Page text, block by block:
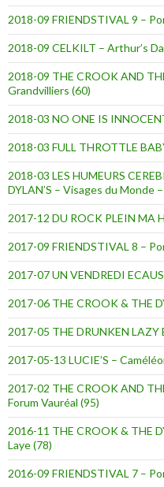
2018-09 FRIENDSTIVAL 9 –
2018-09 CELKILT – Arthur’s
2018-09 THE CROOK AND
Grandvilliers (60)
2018-03 NO ONE IS
2018-03 FULL THROTTLE
2018-03 LES HUMEURS
DYLAN’S – Visages du Monde
2017-12 DU ROCK PLEIN MA
2017-09 FRIENDSTIVAL 8 –
2017-07 UN VENDREDI
2017-06 THE CROOK & THE
2017-05 THE DRUNKEN
2017-05-13 LUCIE’S –
2017-02 THE CROOK AND
Forum Vauréal (95)
2016-11 THE CROOK & THE
Laye (78)
2016-09 FRIENDSTIVAL 7 –